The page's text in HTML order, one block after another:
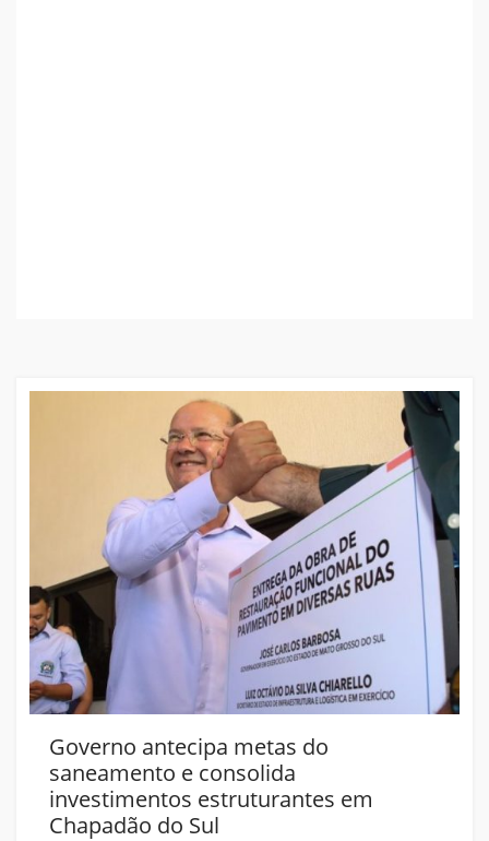
Governo antecipa metas do
saneamento e consolida
investimentos estruturantes em
Chapadão do Sul